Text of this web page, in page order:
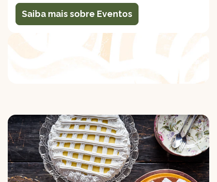
Saiba mais sobre Eventos